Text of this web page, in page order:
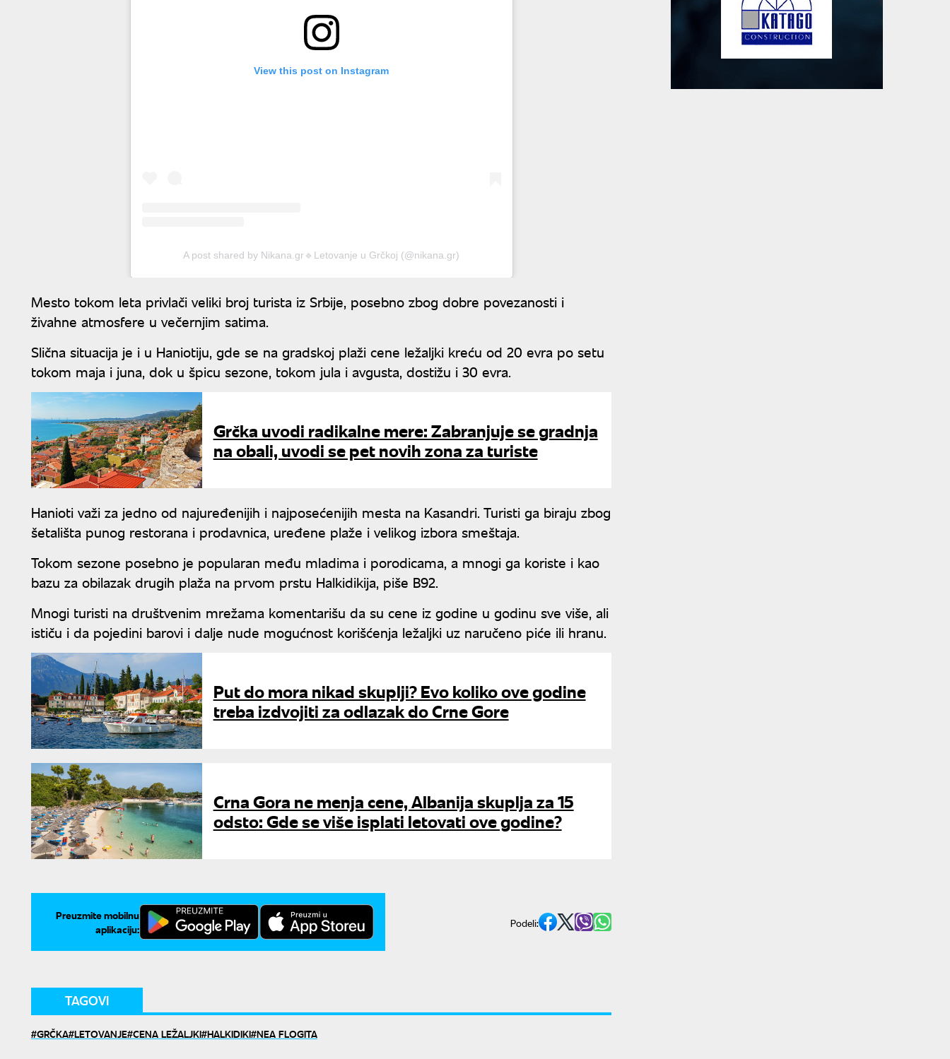
View this post on Instagram
A post shared by Nikana.gr🔹Letovanje u Grčkoj (@nikana.gr)
Mesto tokom leta privlači veliki broj turista iz Srbije, posebno zbog dobre povezanosti i
živahne atmosfere u večernjim satima.
Slična situacija je i u Haniotiju, gde se na gradskoj plaži cene ležaljki kreću od 20 evra po setu
tokom maja i juna, dok u špicu sezone, tokom jula i avgusta, dostižu i 30 evra.
Grčka uvodi radikalne mere: Zabranjuje se gradnja
na obali, uvodi se pet novih zona za turiste
Hanioti važi za jedno od najuređenijih i najposećenijih mesta na Kasandri. Turisti ga biraju zbog
šetališta punog restorana i prodavnica, uređene plaže i velikog izbora smeštaja.
Tokom sezone posebno je popularan među mladima i porodicama, a mnogi ga koriste i kao
bazu za obilazak drugih plaža na prvom prstu Halkidikija, piše B92.
Mnogi turisti na društvenim mrežama komentarišu da su cene iz godine u godinu sve više, ali
ističu i da pojedini barovi i dalje nude mogućnost korišćenja ležaljki uz naručeno piće ili hranu.
Put do mora nikad skuplji? Evo koliko ove godine
treba izdvojiti za odlazak do Crne Gore
Crna Gora ne menja cene, Albanija skuplja za 15
odsto: Gde se više isplati letovati ove godine?
Preuzmite mobilnu
aplikaciju:
Podeli:
TAGOVI
GRČKA LETOVANJE CENA LEŽALJKI HALKIDIKI NEA FLOGITA